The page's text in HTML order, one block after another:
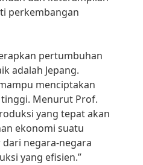
perkembangan
pertumbuhan
adalah Jepang.
menciptakan
Menurut Prof.
yang tepat akan
ekonomi suatu
negara-negara
yang efisien.”